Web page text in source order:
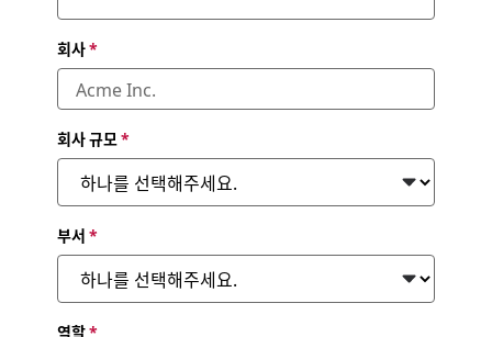
회사*
회사 규모*
부서 *
역할*